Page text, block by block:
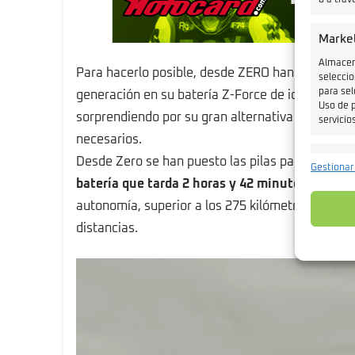
para
Uso de
fallos,
Para hacerlo posible, desde ZERO han
generación en su batería Z-Force de iones de
sorprendiendo por su gran alternativa de
necesarios.
Desde Zero se han puesto las pilas para
batería que tarda 2 horas y 42 minutos en
autonomía, superior a los 275 kilómetros en
distancias.